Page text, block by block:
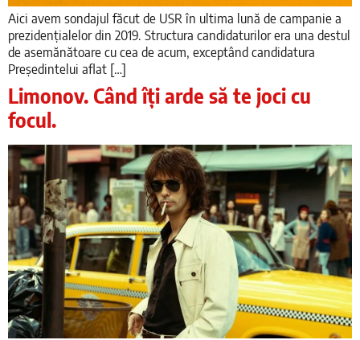
Aici avem sondajul făcut de USR în ultima lună de campanie a
prezidențialelor din 2019. Structura candidaturilor era una destul
de asemănătoare cu cea de acum, exceptând candidatura
Președintelui aflat […]
Limonov. Când îți arde să te joci cu
focul.